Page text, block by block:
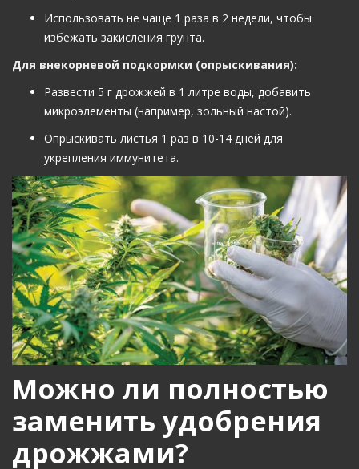
Использовать не чаще 1 раза в 2 недели, чтобы
избежать закисления грунта.
Для внекорневой подкормки (опрыскивания):
Развести 5 г дрожжей в 1 литре воды, добавить
микроэлементы (например, зольный настой).
Опрыскивать листья 1 раз в 10-14 дней для
укрепления иммунитета.
Можно ли полностью
заменить удобрения
дрожжами?